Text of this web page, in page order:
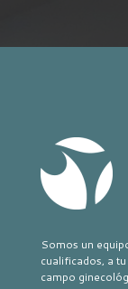
Somos un
cualificados, a
campo